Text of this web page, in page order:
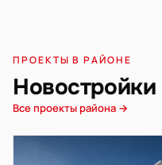
ПРОЕКТЫ В РАЙОНЕ
Все проекты района →